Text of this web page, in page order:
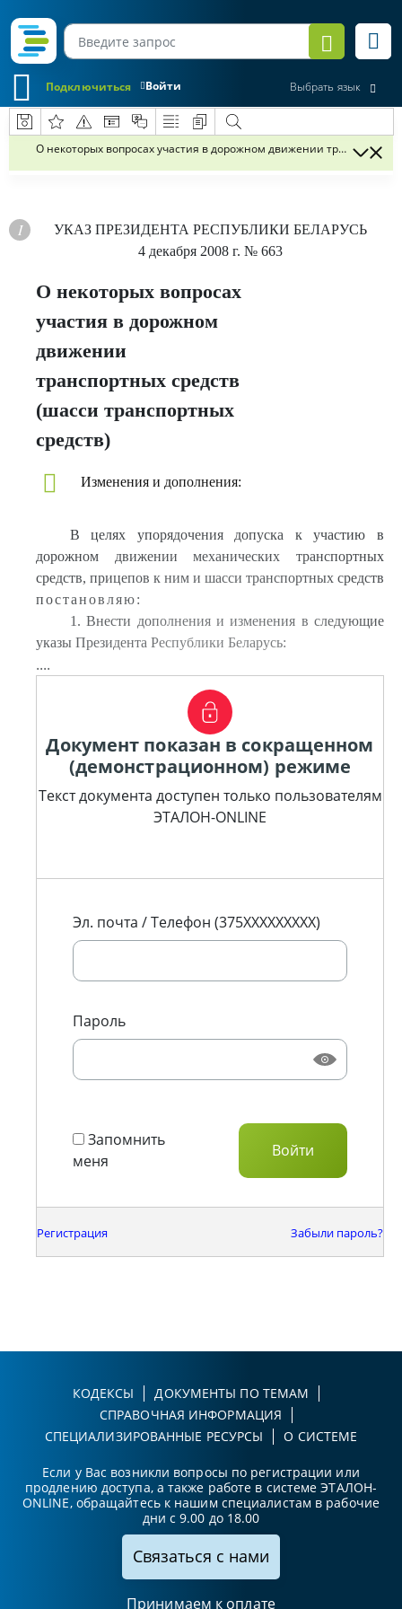
Войти
Подключиться Выбрать язык
О некоторых вопросах участия в дорожном движении
УКАЗ ПРЕЗИДЕНТА РЕСПУБЛИКИ БЕЛАРУСЬ
4 декабря 2008 г. № 663
О некоторых вопросах
участия в дорожном
движении
транспортных средств
(шасси транспортных
средств)
Изменения и дополнения:
В целях упорядочения допуска к участию в
дорожном движении механических транспортных
средств, прицепов к ним и шасси транспортных средств
постановляю:
1. Внести дополнения и изменения в следующие
указы Президента Республики Беларусь:
....
Документ показан в сокращенном
(демонстрационном) режиме
Текст документа доступен только пользователям
ЭТАЛОН-ONLINE
Эл. почта / Телефон (375XXXXXXXXX)
Пароль
Запомнить
меня
Регистрация Забыли пароль?
КОДЕКСЫ
ДОКУМЕНТЫ ПО ТЕМАМ
СПРАВОЧНАЯ ИНФОРМАЦИЯ
СПЕЦИАЛИЗИРОВАННЫЕ РЕСУРСЫ
О СИСТЕМЕ
Если у Вас возникли вопросы по регистрации или
продлению доступа, а также работе в системе ЭТАЛОН-
ONLINE, обращайтесь к нашим специалистам в рабочие
дни с 9.00 до 18.00
Связаться с нами
Принимаем к оплате